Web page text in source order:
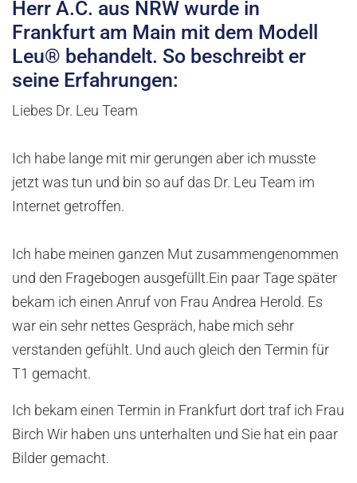
Herr A.C. aus NRW wurde in
Frankfurt am Main mit dem Modell
Leu® behandelt. So beschreibt er
seine Erfahrungen:
Liebes Dr. Leu Team
Ich habe lange mit mir gerungen aber ich musste
jetzt was tun und bin so auf das Dr. Leu Team im
Internet getroffen.
Ich habe meinen ganzen Mut zusammengenommen
und den Fragebogen ausgefüllt.Ein paar Tage später
bekam ich einen Anruf von Frau Andrea Herold. Es
war ein sehr nettes Gespräch, habe mich sehr
verstanden gefühlt. Und auch gleich den Termin für
T1 gemacht.
Ich bekam einen Termin in Frankfurt dort traf ich Frau
Birch Wir haben uns unterhalten und Sie hat ein paar
Bilder gemacht.